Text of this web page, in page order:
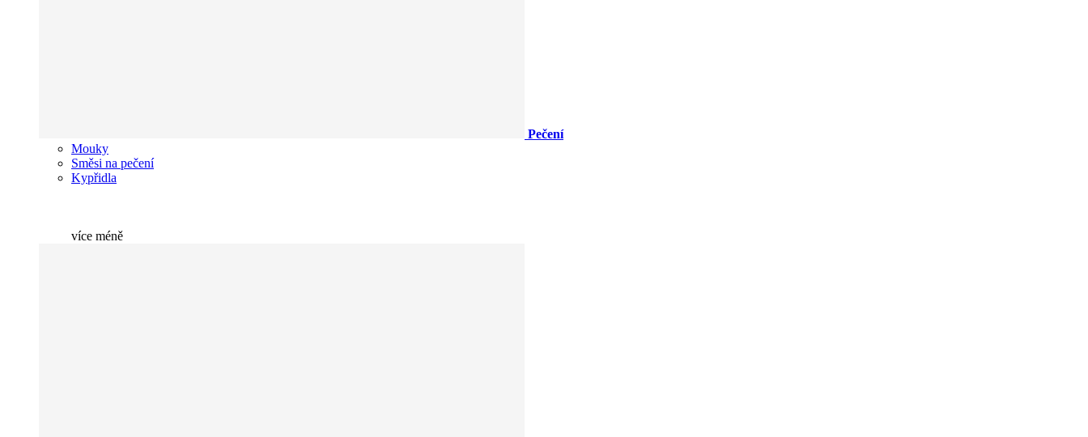
Pečení
Mouky
Směsi na pečení
Kypřidla
více méně